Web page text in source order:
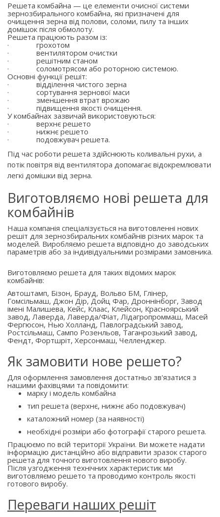
Решета комбайна — це елементи очисної системи
зернозбирального комбайна, які призначені для
очищення зерна від полови, соломи, пилу та інших
домішок після обмолоту.
Решета працюють разом із:
·
грохотом
·
вентилятором очистки
·
решітним станом
·
соломотрясом або роторною системою.
Основні функції решіт:
·
відділення чистого зерна
·
сортування зернової маси
·
зменшення втрат врожаю
·
підвищення якості очищення.
У комбайнах зазвичай використовуються:
·
верхнє решето
·
нижнє решето
·
подовжувач решета.
Під час роботи решета здійснюють коливальні рухи, а
потік повітря від вентилятора допомагає відокремлювати
легкі домішки від зерна.
Виготовляємо нові решета для
комбайнів
Наша компанія спеціалізується на виготовленні нових
решіт для зернозбиральних комбайнів різних марок та
моделей. Виробляємо решета відповідно до заводських
параметрів або за індивідуальними розмірами замовника.
Виготовляємо решета для таких відомих марок
комбайнів:
Автоштамп, Бізон, Брауд, Вольво БМ, Глінер,
Гомсільмаш, Джон Дір, Дойц Фар, Дроннінборг, Завод
імені Малишева, Кейс, Клаас, Клейсон, Красноярський
завод, Лаверда, Лаверда/Фіат, Лідагропроммаш, Масей
Фергюсон, Нью Холланд, Павлоградський завод,
Ростсільмаш, Сампо Розенльов, Таганрозький завод,
Фендт, Фортшріт, Херсонмаш, Челленджер.
Як замовити нове решето?
Для оформлення замовлення достатньо зв'язатися з
нашими фахівцями та повідомити:
марку і модель комбайна
тип решета (верхнє, нижнє або подовжувач)
каталожний номер (за наявності)
необхідні розміри або фотографії старого решета.
Працюємо по всій території України. Ви можете надати
інформацію дистанційно або відправити зразок старого
решета для точного виготовлення нового виробу.
Після узгодження технічних характеристик ми
виготовляємо решето та проводимо контроль якості
готового виробу.
Переваги наших решіт